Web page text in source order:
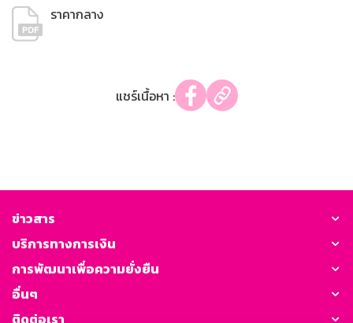
ราคากลาง
แชร์เนื้อหา :
ข่าวสาร
บริการทางการเงิน
การพัฒนาเพื่อความยั่งยืน
อื่นๆ